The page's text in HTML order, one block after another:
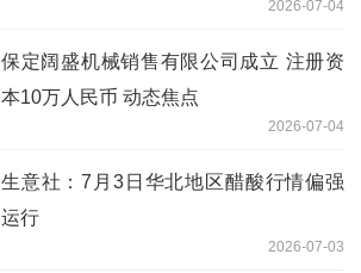
2026-07-04
保定阔盛机械销售有限公司成立 注册资
本10万人民币 动态焦点
2026-07-04
生意社：7月3日华北地区醋酸行情偏强
运行
2026-07-03